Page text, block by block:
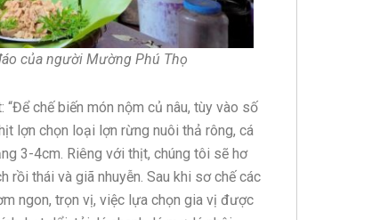
của người Mường Phú Thọ
“Để chế biến món nộm củ nâu, tùy vào số
lợn chọn loại lợn rừng nuôi thả rông, cá
3-4cm. Riêng với thịt, chúng tôi sẽ hơ
rồi thái và giã nhuyễn. Sau khi sơ chế các
ngon, trọn vị, việc lựa chọn gia vị được